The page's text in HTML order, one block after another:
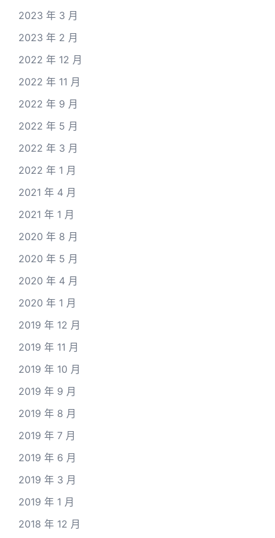
2023 年 3 月
2023 年 2 月
2022 年 12 月
2022 年 11 月
2022 年 9 月
2022 年 5 月
2022 年 3 月
2022 年 1 月
2021 年 4 月
2021 年 1 月
2020 年 8 月
2020 年 5 月
2020 年 4 月
2020 年 1 月
2019 年 12 月
2019 年 11 月
2019 年 10 月
2019 年 9 月
2019 年 8 月
2019 年 7 月
2019 年 6 月
2019 年 3 月
2019 年 1 月
2018 年 12 月